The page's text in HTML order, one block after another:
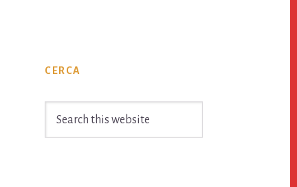
Primary
Sidebar
CERCA